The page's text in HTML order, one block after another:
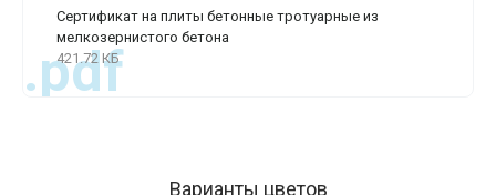
Сертификат на плиты бетонные тротуарные из
мелкозернистого бетона
421.72 КБ
.pdf
Варианты цветов